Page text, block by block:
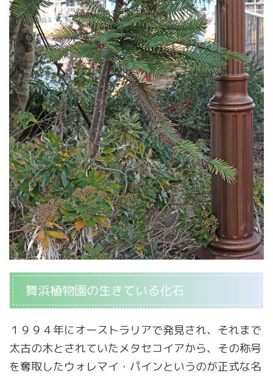
舞浜植物園の生きている化石
１９９４年にオーストラリアで発見され、それまで
太古の木とされていたメタセコイアから、その称号
を奪取したウォレマイ・パインというのが正式な名